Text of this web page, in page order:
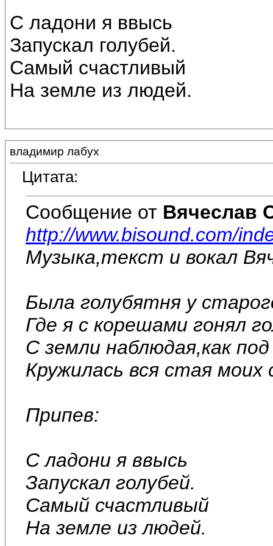
С ладони я ввысь
Запускал голубей.
Самый счастливый
На земле из людей.
владимир лабух
Цитата:
Сообщение от Вячеслав
http://www.bisound.com/
Музыка,текст и вокал
Была голубятня у
Где я с корешами гонял
С земли наблюдая,как
Кружилась вся стая моих
Припев:
С ладони я ввысь
Запускал голубей.
Самый счастливый
На земле из людей.